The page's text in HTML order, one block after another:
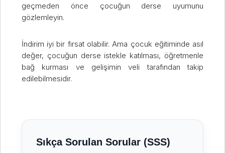
geçmeden önce çocuğun derse uyumunu
gözlemleyin.
İndirim iyi bir fırsat olabilir. Ama çocuk eğitiminde asıl
değer, çocuğun derse istekle katılması, öğretmenle
bağ kurması ve gelişimin veli tarafından takip
edilebilmesidir.
Sıkça Sorulan Sorular (SSS)